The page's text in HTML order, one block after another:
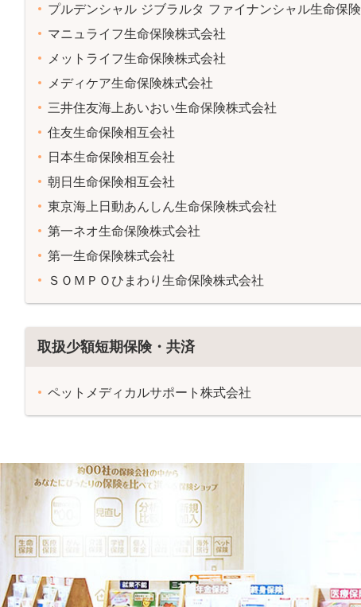
プルデンシャル ジブラルタ ファイナンシャル生命保
マニュライフ生命保険株式会社
メットライフ生命保険株式会社
メディケア生命保険株式会社
三井住友海上あいおい生命保険株式会社
住友生命保険相互会社
日本生命保険相互会社
朝日生命保険相互会社
東京海上日動あんしん生命保険株式会社
第一ネオ生命保険株式会社
第一生命保険株式会社
ＳＯＭＰＯひまわり生命保険株式会社
取扱少額短期保険・共済
ペットメディカルサポート株式会社